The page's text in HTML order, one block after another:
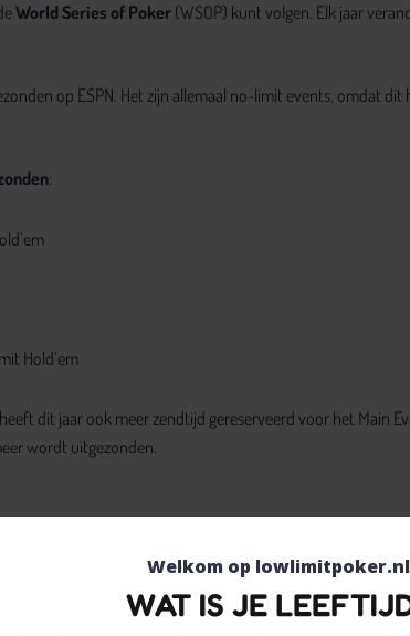
Welkom op lowlimitpoker.nl
WAT IS JE
World Series of Poker (WSOP) kunt volgen. Elk jaar
op ESPN. Het zijn allemaal no-limit events, omdat
:
Hold’em
dit jaar ook meer zendtijd gereserveerd voor het Main
wordt uitgezonden.
een groot aantal WSOP finale tafels volgen op een